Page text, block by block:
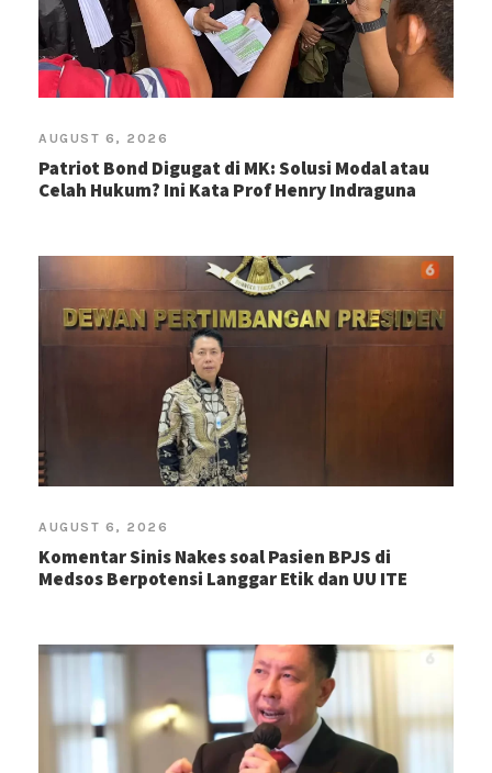
AUGUST 6, 2026
Patriot Bond Digugat di MK: Solusi Modal atau
Celah Hukum? Ini Kata Prof Henry Indraguna
AUGUST 6, 2026
Komentar Sinis Nakes soal Pasien BPJS di
Medsos Berpotensi Langgar Etik dan UU ITE